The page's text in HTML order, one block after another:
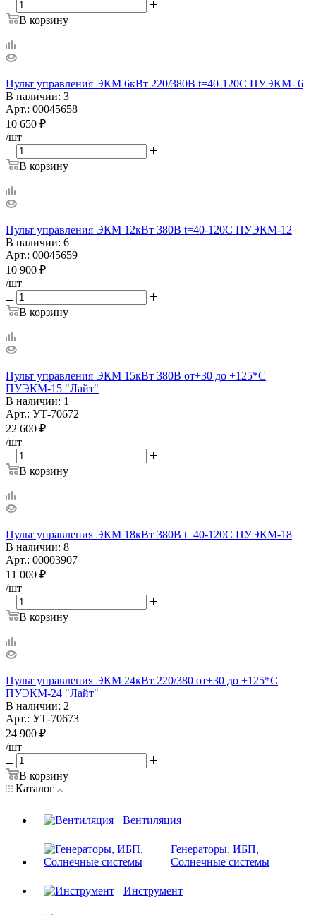
В корзину
Пульт управления ЭКМ 6кВт 220/380В t=40-120С ПУЭКМ- 6
В наличии: 3
Арт.: 00045658
10 650 ₽
/шт
В корзину
Пульт управления ЭКМ 12кВт 380В t=40-120С ПУЭКМ-12
В наличии: 6
Арт.: 00045659
10 900 ₽
/шт
В корзину
Пульт управления ЭКМ 15кВт 380В от+30 до +125*С
ПУЭКМ-15 "Лайт"
В наличии: 1
Арт.: УТ-70672
22 600 ₽
/шт
В корзину
Пульт управления ЭКМ 18кВт 380В t=40-120С ПУЭКМ-18
В наличии: 8
Арт.: 00003907
11 000 ₽
/шт
В корзину
Пульт управления ЭКМ 24кВт 220/380 от+30 до +125*С
ПУЭКМ-24 "Лайт"
В наличии: 2
Арт.: УТ-70673
24 900 ₽
/шт
В корзину
Каталог
Вентиляция
Генераторы, ИБП,
Солнечные системы
Инструмент